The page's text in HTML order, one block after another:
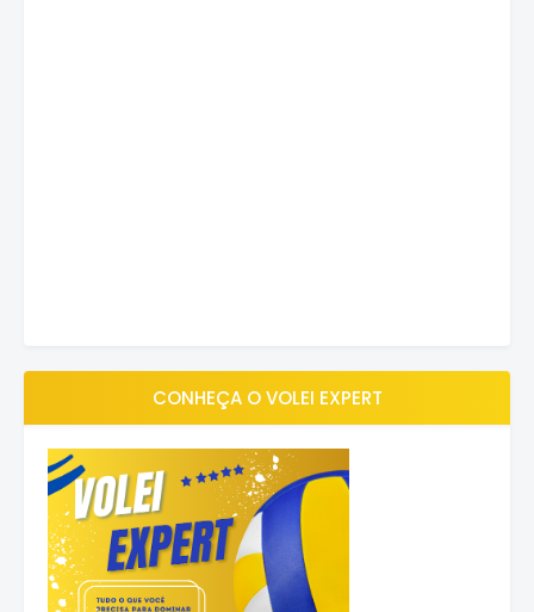
CONHEÇA O VOLEI EXPERT